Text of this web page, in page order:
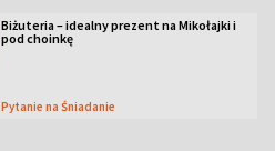
Biżuteria – idealny prezent na Mikołajki i
pod choinkę
Pytanie na Śniadanie